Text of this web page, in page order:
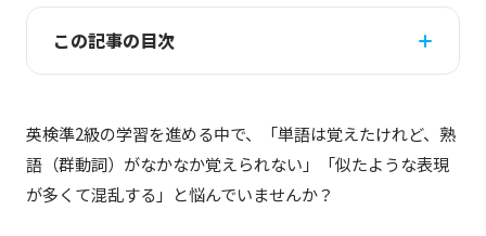
この記事の目次
英検準2級の学習を進める中で、「単語は覚えたけれど、熟
語（群動詞）がなかなか覚えられない」「似たような表現
が多くて混乱する」と悩んでいませんか？